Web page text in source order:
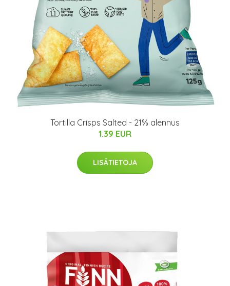
Tortilla Crisps Salted - 21% alennus
1.39 EUR
LISÄTIETOJA